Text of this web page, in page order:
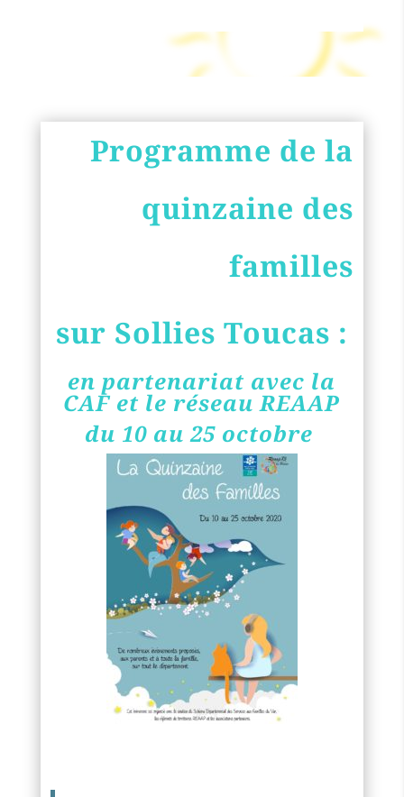
Programme de la
quinzaine des
familles
sur Sollies Toucas :
en partenariat avec la
CAF et le réseau REAAP
du 10 au 25 octobre